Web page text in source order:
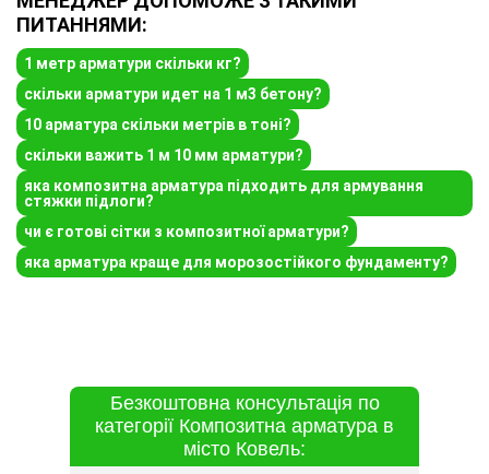
ПИТАННЯМИ:
1 метр арматури скільки кг?
скільки арматури идет на 1 м3 бетону?
10 арматура скільки метрів в тоні?
скільки важить 1 м 10 мм арматури?
яка композитна арматура підходить для армування
стяжки підлоги?
чи є готові сітки з композитної арматури?
яка арматура краще для морозостійкого фундаменту?
Безкоштовна консультація по
категорії Композитна арматура в
місто Ковель: